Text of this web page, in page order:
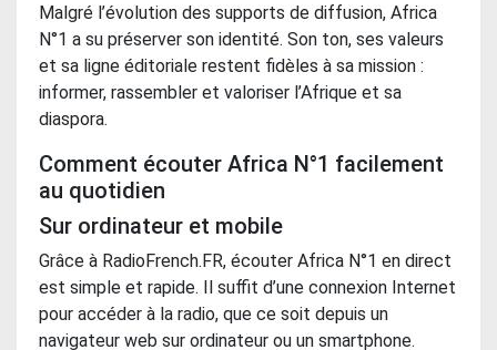
Malgré l’évolution des supports de diffusion, Africa
N°1 a su préserver son identité. Son ton, ses valeurs
et sa ligne éditoriale restent fidèles à sa mission :
informer, rassembler et valoriser l’Afrique et sa
diaspora.
Comment écouter Africa N°1 facilement
au quotidien
Sur ordinateur et mobile
Grâce à RadioFrench.FR, écouter Africa N°1 en direct
est simple et rapide. Il suffit d’une connexion Internet
pour accéder à la radio, que ce soit depuis un
navigateur web sur ordinateur ou un smartphone.